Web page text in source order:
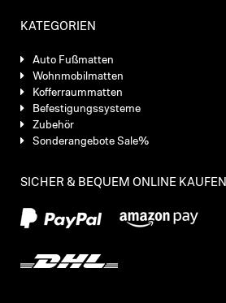
KATEGORIEN
Auto Fußmatten
Wohnmobilmatten
Kofferraummatten
Befestigungssysteme
Zubehör
Sonderangebote Sale%
SICHER & BEQUEM ONLINE KAUFEN